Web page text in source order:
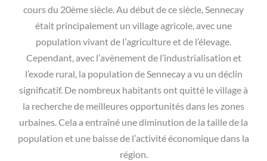
cours du 20ème siècle. Au début de ce siècle, Sennecay
était principalement un village agricole, avec une
population vivant de l’agriculture et de l’élevage.
Cependant, avec l’avènement de l’industrialisation et
l’exode rural, la population de Sennecay a vu un déclin
significatif. De nombreux habitants ont quitté le village à
la recherche de meilleures opportunités dans les zones
urbaines. Cela a entraîné une diminution de la taille de la
population et une baisse de l’activité économique dans la
région.